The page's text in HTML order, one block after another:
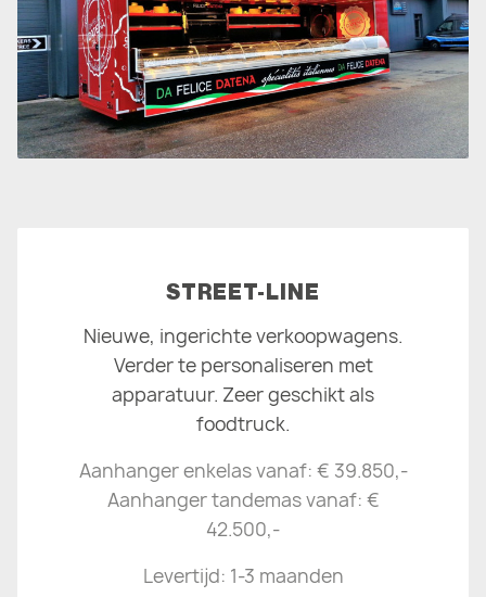
STREET-LINE
Nieuwe, ingerichte verkoopwagens.
Verder te personaliseren met
apparatuur. Zeer geschikt als
foodtruck.
Aanhanger enkelas vanaf: € 39.850,-
Aanhanger tandemas vanaf: €
42.500,-
Levertijd: 1-3 maanden